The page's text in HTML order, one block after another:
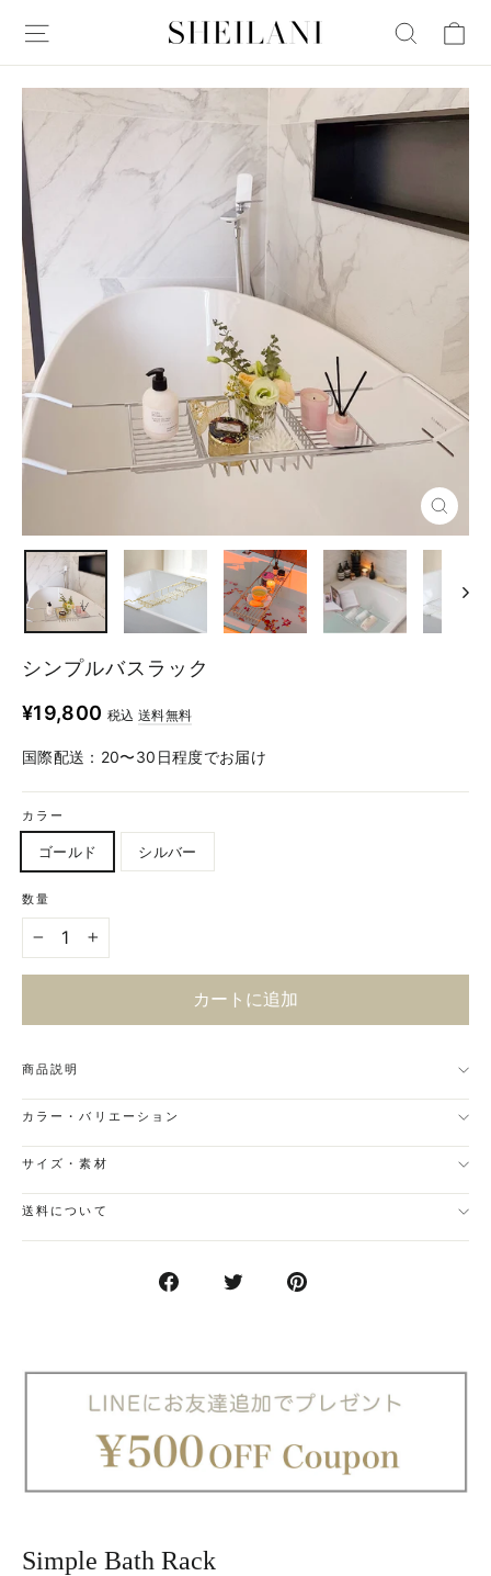
シンプルバスラック
定
¥19,800 税込 送料無料
国際配送：20〜30日程度でお届け
カラー
ゴールド シルバー
数量
カートに追加
商品説明
カラー・バリエーション
サイズ・素材
送料について
Simple Bath Rack